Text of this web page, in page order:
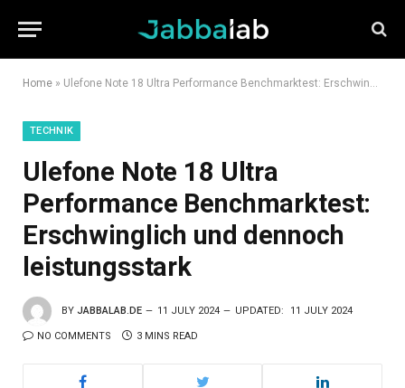
Home » Ulefone Note 18 Ultra Performance Benchmarktest: Erschwinglich und dennoch leistungsstark
TECHNIK
Ulefone Note 18 Ultra
Performance Benchmarktest:
Erschwinglich und dennoch
leistungsstark
BY JABBALAB.DE 11 JULY 2024 UPDATED: 11 JULY 2024
NO COMMENTS 3 MINS READ